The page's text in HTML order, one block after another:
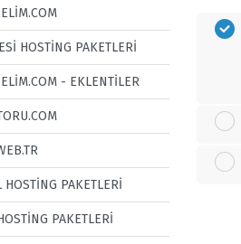
HOSTING PAKETLERI
- EKLENTILER
HOSTING PAKETLERI
PAKETLERI